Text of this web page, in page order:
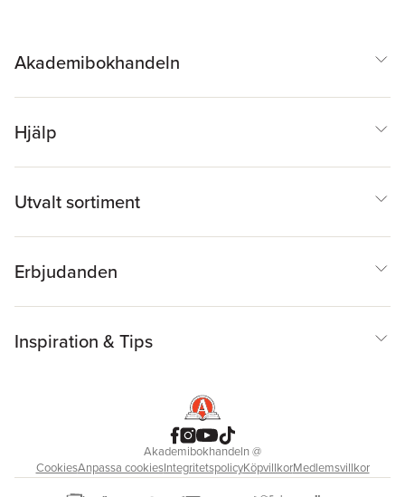
Akademibokhandeln
Hjälp
Utvalt sortiment
Erbjudanden
Inspiration & Tips
Akademibokhandeln@
CookiesAnpassa cookiesIntegritetspolicyKöpvillkorMedlemsvillkor